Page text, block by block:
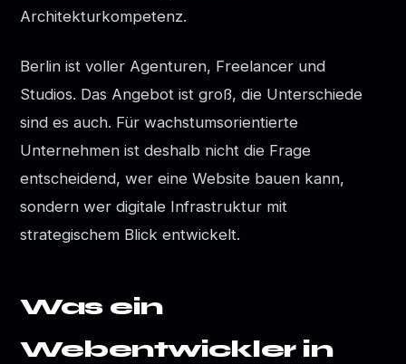
Architekturkompetenz.
Berlin ist voller Agenturen, Freelancer und
Studios. Das Angebot ist groß, die Unterschiede
sind es auch. Für wachstumsorientierte
Unternehmen ist deshalb nicht die Frage
entscheidend, wer eine Website bauen kann,
sondern wer digitale Infrastruktur mit
strategischem Blick entwickelt.
Was ein
Webentwickler in